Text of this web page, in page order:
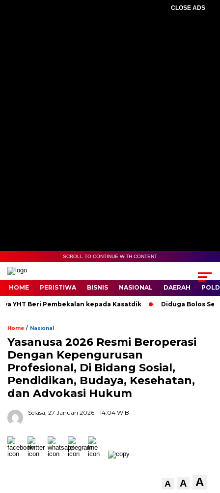
CLOSE ADS
SCROLL TO CONTINUE WITH CONTENT
HOME PERISTIWA BISNIS NASIONAL DAERAH
Beri Pembekalan kepada Kasatdik Diduga Bolos
Home / Nasional
Yasanusa 2026 Resmi Beroperasi
Dengan Kepengurusan
Profesional, Di Bidang Sosial,
Pendidikan, Budaya, Kesehatan,
dan Advokasi Hukum
Selasa, 27 Januari 2026 - 14:04 WIB
A A A